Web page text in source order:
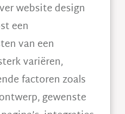
website design
een
van een
variëren,
factoren zoals
gewenste